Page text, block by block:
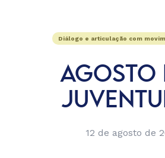
Diálogo e articulação com
AGOSTO
12 de agosto de